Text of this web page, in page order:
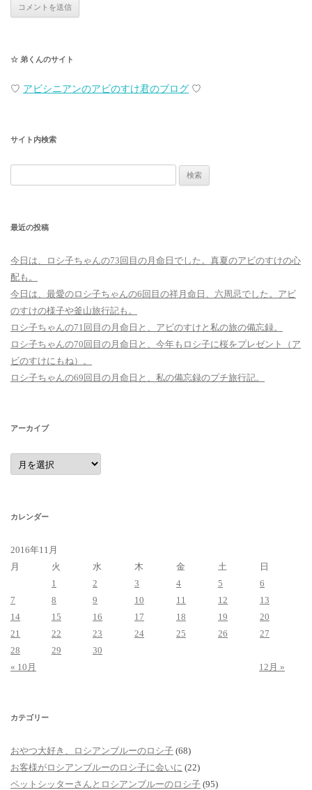
☆ 弟くんのサイト
♡ アビシニアンのアビのすけ君のブログ ♡
サイト内検索
索:
最近の投稿
今日は、ロシ子ちゃんの73回目の月命日でした。真夏のアビのすけの心
配も。
今日は、最愛のロシ子ちゃんの6回目の祥月命日、六周忌でした。アビ
のすけの様子や釜山旅行記も。
ロシ子ちゃんの71回目の月命日と、アビのすけと私の旅の備忘録。
ロシ子ちゃんの70回目の月命日と、今年もロシ子に桜をプレゼント（ア
ビのすけにもね）。
ロシ子ちゃんの69回目の月命日と、私の備忘録のプチ旅行記。
アーカイブ
ア
ー
カ
カレンダー
2016年11月
月
火 水 木 金 土
日
1
2 3 4 5
6
7
8 9 10 11 12
13
14
15 16 17 18 19
20
21
22 23 24 25 26
27
28
29
30
« 10月
12月 »
カテゴリー
おやつ大好き、ロシアンブルーのロシ子 (68)
お客様がロシアンブルーのロシ子に会いに (22)
ペットシッターさんとロシアンブルーのロシ子 (95)